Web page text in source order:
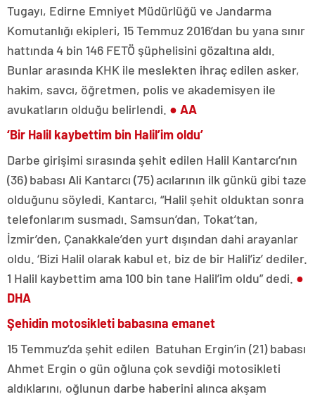
Tugayı, Edirne Emniyet Müdürlüğü ve Jandarma
Komutanlığı ekipleri, 15 Temmuz 2016’dan bu yana sınır
hattında 4 bin 146 FETÖ şüphelisini gözaltına aldı.
Bunlar arasında KHK ile meslekten ihraç edilen asker,
hakim, savcı, öğretmen, polis ve akademisyen ile
avukatların olduğu belirlendi. ● AA
‘Bir Halil kaybettim bin Halil’im oldu’
Darbe girişimi sırasında şehit edilen Halil Kantarcı’nın
(36) babası Ali Kantarcı (75) acılarının ilk günkü gibi taze
olduğunu söyledi. Kantarcı, “Halil şehit olduktan sonra
telefonlarım susmadı. Samsun’dan, Tokat’tan,
İzmir’den, Çanakkale’den yurt dışından dahi arayanlar
oldu. ‘Bizi Halil olarak kabul et, biz de bir Halil’iz’ dediler.
1 Halil kaybettim ama 100 bin tane Halil’im oldu” dedi. ●
DHA
Şehidin motosikleti babasına emanet
15 Temmuz’da şehit edilen Batuhan Ergin’in (21) babası
Ahmet Ergin o gün oğluna çok sevdiği motosikleti
aldıklarını, oğlunun darbe haberini alınca akşam